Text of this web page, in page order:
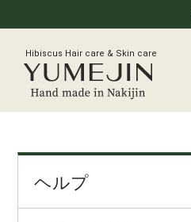
Hibiscus Hair care & Skin care
ヘルプ